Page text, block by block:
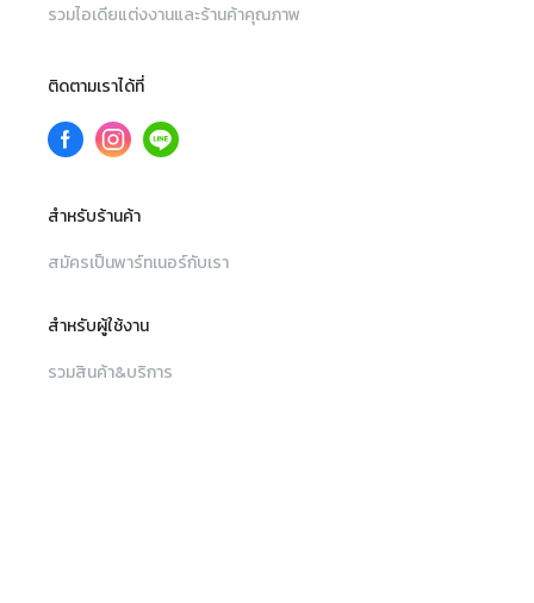
รวมไอเดียแต่งงานและร้านค้าคุณภาพ
ติดตามเราได้ที่
สำหรับร้านค้า
สมัครเป็นพาร์ทเนอร์กับเรา
สำหรับผู้ใช้งาน
รวมสินค้า&บริการ